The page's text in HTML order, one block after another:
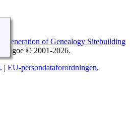
Generation of Genealogy Sitebuilding
© 2001-2026.
. | EU-persondataforordningen.